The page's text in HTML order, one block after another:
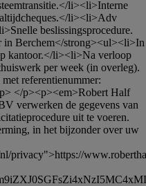
li><li>Interne
li><li>Adv
beslissingsprocedure.
in Berchem</strong><ul><li>In
kantoor.</li><li>Na verloop
per week (in overleg).
referentienummer:
</p><p><em>Robert Half
verwerken de gegevens van
uit te voeren.
in het bijzonder over uw
privacy">https://